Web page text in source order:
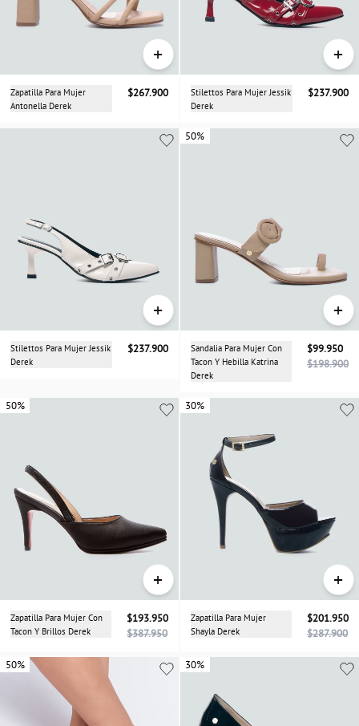
+
Zapatilla Para Mujer
Antonella Derek
$267.900
+
Stilettos Para Mujer Jessik
Derek
$237.900
+
Stilettos Para Mujer Jessik
Derek
$237.900
50%
+
Sandalia Para Mujer Con
Tacon Y Hebilla Katrina
Derek
$99.950
$198.900
50% 50%
+
Zapatilla Para Mujer Con
Tacon Y Brillos Derek
$193.950
$387.950
30%
+
Zapatilla Para Mujer
Shayla Derek
$201.950
$287.900
50% 50%
30%